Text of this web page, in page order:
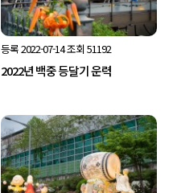
등록2022-07-14조회 51192
2022년 백중 등달기 운력